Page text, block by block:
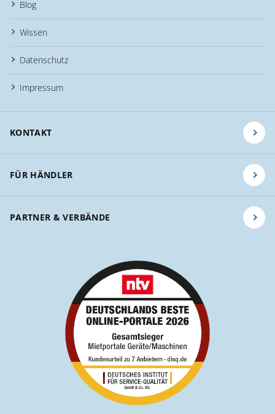
Blog
Wissen
Datenschutz
Impressum
KONTAKT
FÜR HÄNDLER
PARTNER & VERBÄNDE